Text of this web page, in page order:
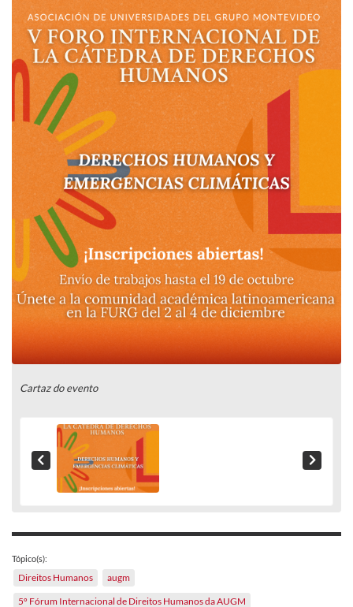
Cartaz do evento
Tópico(s):
Direitos Humanos
augm
5º Fórum Internacional de Direitos Humanos da AUGM